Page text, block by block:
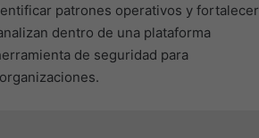
patrones operativos y fortalecer
dentro de una plataforma
de seguridad para